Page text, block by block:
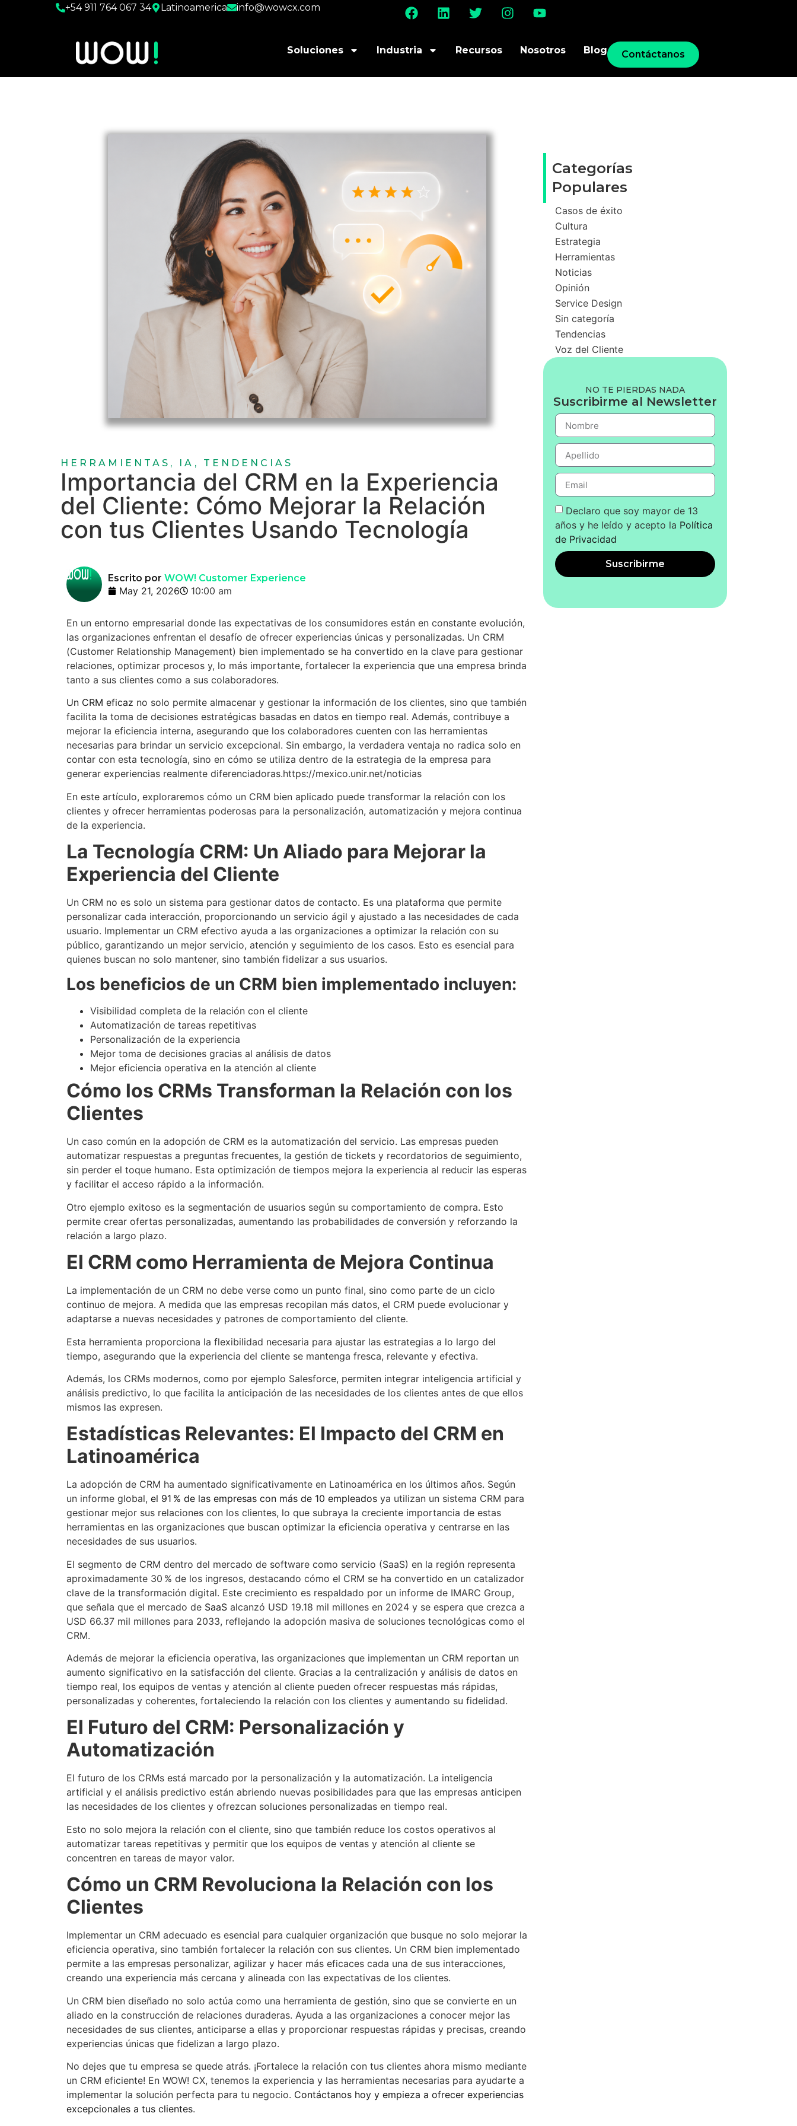
+54 911 764 067 34 Latinoamerica info@wowcx.com
Soluciones Industria Recursos Nosotros Blog Contáctanos
HERRAMIENTAS , IA , TENDENCIAS
Importancia del CRM en la Experiencia
del Cliente: Cómo Mejorar la Relación
con tus Clientes Usando Tecnología
Escrito por WOW! Customer Experience
May 21, 2026 10:00 am
En un entorno empresarial donde las expectativas de los consumidores están en constante evolución,
las organizaciones enfrentan el desafío de ofrecer experiencias únicas y personalizadas. Un CRM
(Customer Relationship Management) bien implementado se ha convertido en la clave para gestionar
relaciones, optimizar procesos y, lo más importante, fortalecer la experiencia que una empresa brinda
tanto a sus clientes como a sus colaboradores.
Un CRM eficaz no solo permite almacenar y gestionar la información de los clientes, sino que también
facilita la toma de decisiones estratégicas basadas en datos en tiempo real. Además, contribuye a
mejorar la eficiencia interna, asegurando que los colaboradores cuenten con las herramientas
necesarias para brindar un servicio excepcional. Sin embargo, la verdadera ventaja no radica solo en
contar con esta tecnología, sino en cómo se utiliza dentro de la estrategia de la empresa para
generar experiencias realmente diferenciadoras.https://mexico.unir.net/noticias
En este artículo, exploraremos cómo un CRM bien aplicado puede transformar la relación con los
clientes y ofrecer herramientas poderosas para la personalización, automatización y mejora continua
de la experiencia.
La Tecnología CRM: Un Aliado para Mejorar la
Experiencia del Cliente
Un CRM no es solo un sistema para gestionar datos de contacto. Es una plataforma que permite
personalizar cada interacción, proporcionando un servicio ágil y ajustado a las necesidades de cada
usuario. Implementar un CRM efectivo ayuda a las organizaciones a optimizar la relación con su
público, garantizando un mejor servicio, atención y seguimiento de los casos. Esto es esencial para
quienes buscan no solo mantener, sino también fidelizar a sus usuarios.
Los beneficios de un CRM bien implementado incluyen:
Visibilidad completa de la relación con el cliente
Automatización de tareas repetitivas
Personalización de la experiencia
Mejor toma de decisiones gracias al análisis de datos
Mejor eficiencia operativa en la atención al cliente
Cómo los CRMs Transforman la Relación con los
Clientes
Un caso común en la adopción de CRM es la automatización del servicio. Las empresas pueden
automatizar respuestas a preguntas frecuentes, la gestión de tickets y recordatorios de seguimiento,
sin perder el toque humano. Esta optimización de tiempos mejora la experiencia al reducir las esperas
y facilitar el acceso rápido a la información.
Otro ejemplo exitoso es la segmentación de usuarios según su comportamiento de compra. Esto
permite crear ofertas personalizadas, aumentando las probabilidades de conversión y reforzando la
relación a largo plazo.
El CRM como Herramienta de Mejora Continua
La implementación de un CRM no debe verse como un punto final, sino como parte de un ciclo
continuo de mejora. A medida que las empresas recopilan más datos, el CRM puede evolucionar y
adaptarse a nuevas necesidades y patrones de comportamiento del cliente.
Esta herramienta proporciona la flexibilidad necesaria para ajustar las estrategias a lo largo del
tiempo, asegurando que la experiencia del cliente se mantenga fresca, relevante y efectiva.
Además, los CRMs modernos, como por ejemplo Salesforce, permiten integrar inteligencia artificial y
análisis predictivo, lo que facilita la anticipación de las necesidades de los clientes antes de que ellos
mismos las expresen.
Estadísticas Relevantes: El Impacto del CRM en
Latinoamérica
La adopción de CRM ha aumentado significativamente en Latinoamérica en los últimos años. Según
un informe global, el 91 % de las empresas con más de 10 empleados ya utilizan un sistema CRM para
gestionar mejor sus relaciones con los clientes, lo que subraya la creciente importancia de estas
herramientas en las organizaciones que buscan optimizar la eficiencia operativa y centrarse en las
necesidades de sus usuarios.
El segmento de CRM dentro del mercado de software como servicio (SaaS) en la región representa
aproximadamente 30 % de los ingresos, destacando cómo el CRM se ha convertido en un catalizador
clave de la transformación digital. Este crecimiento es respaldado por un informe de IMARC Group,
que señala que el mercado de SaaS alcanzó USD 19.18 mil millones en 2024 y se espera que crezca a
USD 66.37 mil millones para 2033, reflejando la adopción masiva de soluciones tecnológicas como el
CRM.
Además de mejorar la eficiencia operativa, las organizaciones que implementan un CRM reportan un
aumento significativo en la satisfacción del cliente. Gracias a la centralización y análisis de datos en
tiempo real, los equipos de ventas y atención al cliente pueden ofrecer respuestas más rápidas,
personalizadas y coherentes, fortaleciendo la relación con los clientes y aumentando su fidelidad.
El Futuro del CRM: Personalización y
Automatización
El futuro de los CRMs está marcado por la personalización y la automatización. La inteligencia
artificial y el análisis predictivo están abriendo nuevas posibilidades para que las empresas anticipen
las necesidades de los clientes y ofrezcan soluciones personalizadas en tiempo real.
Esto no solo mejora la relación con el cliente, sino que también reduce los costos operativos al
automatizar tareas repetitivas y permitir que los equipos de ventas y atención al cliente se
concentren en tareas de mayor valor.
Cómo un CRM Revoluciona la Relación con los
Clientes
Implementar un CRM adecuado es esencial para cualquier organización que busque no solo mejorar la
eficiencia operativa, sino también fortalecer la relación con sus clientes. Un CRM bien implementado
permite a las empresas personalizar, agilizar y hacer más eficaces cada una de sus interacciones,
creando una experiencia más cercana y alineada con las expectativas de los clientes.
Un CRM bien diseñado no solo actúa como una herramienta de gestión, sino que se convierte en un
aliado en la construcción de relaciones duraderas. Ayuda a las organizaciones a conocer mejor las
necesidades de sus clientes, anticiparse a ellas y proporcionar respuestas rápidas y precisas, creando
experiencias únicas que fidelizan a largo plazo.
No dejes que tu empresa se quede atrás. ¡Fortalece la relación con tus clientes ahora mismo mediante
un CRM eficiente! En WOW! CX, tenemos la experiencia y las herramientas necesarias para ayudarte a
implementar la solución perfecta para tu negocio. Contáctanos hoy y empieza a ofrecer experiencias
excepcionales a tus clientes.
Categorías
Populares
Casos de éxito
Cultura
Estrategia
Herramientas
Noticias
Opinión
Service Design
Sin categoría
Tendencias
Voz del Cliente
NO TE PIERDAS NADA
Suscribirme al Newsletter
Declaro que soy mayor de 13
años y he leído y acepto la Política
de Privacidad
Suscribirme